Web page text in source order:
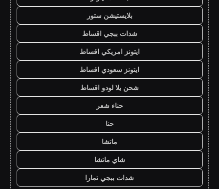
بلايستيشن ستور
شدات ببجي اقساط
ايتونز امريكي اقساط
ايتونز سعودي اقساط
شحن يلا لودو اقساط
حناء شعر
حنا
ماتشا
شاي ماتشا
شدات ببجي تمارا